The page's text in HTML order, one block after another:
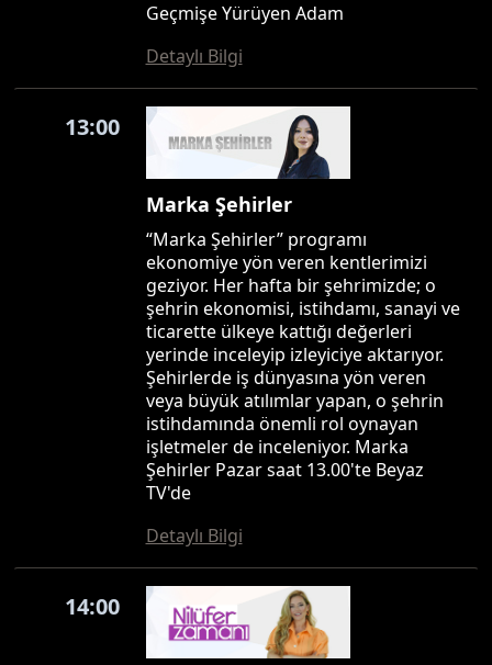
Geçmişe Yürüyen Adam
Detaylı Bilgi
13:00
Marka Şehirler
“Marka Şehirler” programı
ekonomiye yön veren kentlerimizi
geziyor. Her hafta bir şehrimizde; o
şehrin ekonomisi, istihdamı, sanayi ve
ticarette ülkeye kattığı değerleri
yerinde inceleyip izleyiciye aktarıyor.
Şehirlerde iş dünyasına yön veren
veya büyük atılımlar yapan, o şehrin
istihdamında önemli rol oynayan
işletmeler de inceleniyor. Marka
Şehirler Pazar saat 13.00'te Beyaz
TV'de
Detaylı Bilgi
14:00